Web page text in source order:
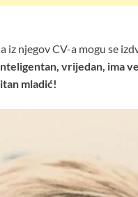
iz njegov CV-a mogu se
vrijedan, ima
mladić!